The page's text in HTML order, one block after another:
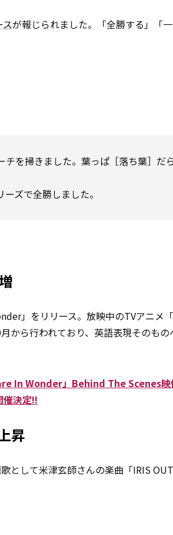
スが報じられました。「全勝する」「
を掃きました。葉っぱ［落ち葉］だ
ズで全勝しました。
」をリリース。放映中のTVアニメ
から行われており、英語表現そのもの
In Wonder」Behind The Scenes映
決定!!
昇
として米津玄師さんの楽曲「IRIS